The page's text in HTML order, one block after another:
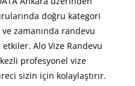
doğru kategori
ve zamanında randevu
etkiler. Alo Vize Randevu
profesyonel vize
sizin için kolaylaştırır.